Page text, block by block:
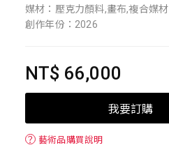
媒材：壓克力顏料,畫布,複合媒材
創作年份：2026
NT$ 66,000
我要訂購
？ 藝術品購買說明